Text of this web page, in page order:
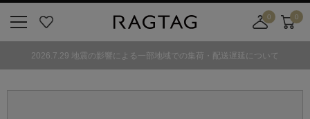
気
0
舗
0
2026.7.29 地震の影響による一部地域での集荷・配送遅延について